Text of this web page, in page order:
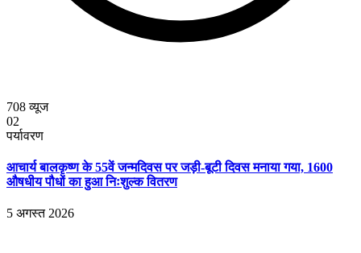
708व्यूज
02
पर्यावरण
आचार्य बालकृष्ण के 55वें जन्मदिवस पर जड़ी-बूटी दिवस मनाया गया, 1600
औषधीय पौधों का हुआ निःशुल्क वितरण
5 अगस्त 2026